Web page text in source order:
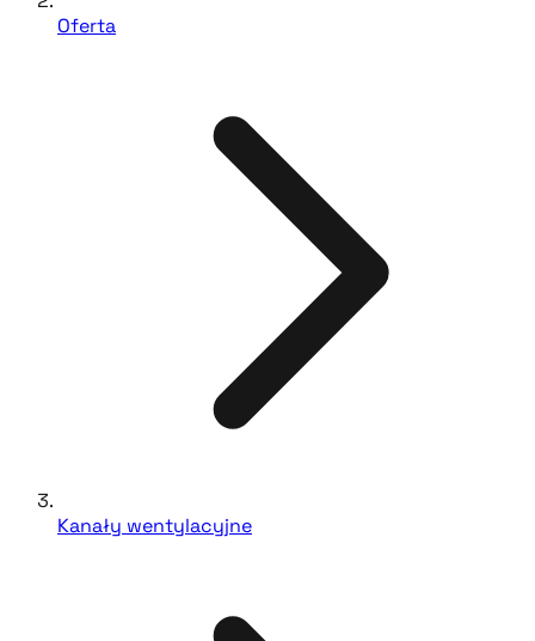
Oferta
Kanały wentylacyjne